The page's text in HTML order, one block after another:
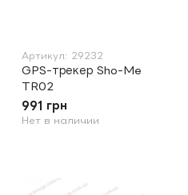
Артикул: 29232
GPS-трекер Sho-Me
TR02
991 грн
Нет в наличии